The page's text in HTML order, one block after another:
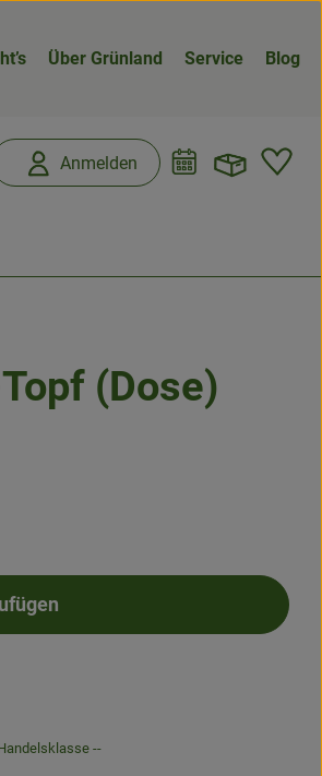
Über Grünland Service Blog
Anmelden
(Dose)
zum Warenkorb hinzufügen
--